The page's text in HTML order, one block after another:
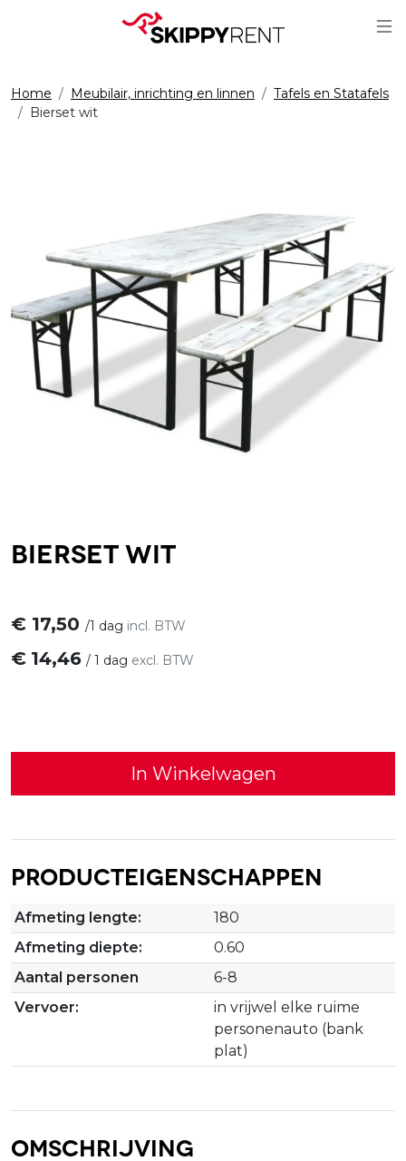
Home Meubilair, inrichting en linnen
Tafels en Statafels
Bierset wit
Bierset wit
€ 17,50 /1 dag incl. BTW
€ 14,46 / 1 dag excl. BTW
In Winkelwagen
Producteigenschappen
Afmeting lengte:
180
Afmeting diepte:
0.60
Aantal personen
6-8
Vervoer:
in vrijwel elke ruime
personenauto (bank
plat)
Omschrijving